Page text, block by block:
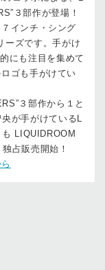
３部作が登場！
インチ・シング
ーズです。手がけ
にも注目を集めて
ゴも手がけてい
３部作から１と
が手がけているL
LIQUIDROOM
占販売開始！